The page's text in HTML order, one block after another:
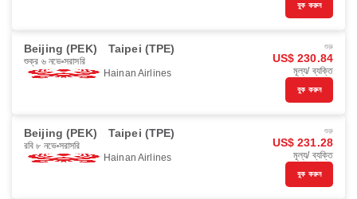
বুক করুন
Beijing (PEK) Taipei (TPE)
শুক্র ৬ নভে সরাসরি
Hainan Airlines
শুরু
US$ 230.84
মূল্য/ ব্যক্তি
বুক করুন
Beijing (PEK) Taipei (TPE)
রবি ৮ নভে সরাসরি
Hainan Airlines
শুরু
US$ 231.28
মূল্য/ ব্যক্তি
বুক করুন